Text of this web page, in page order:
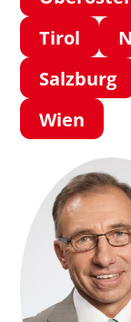
Tirol
Salzburg
Wien